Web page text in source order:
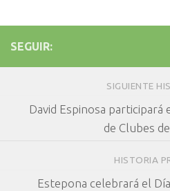
SEGUIR:
SIGUIENTE
David Espinosa
de Clubes
HISTORIA
Estepona celebrará el